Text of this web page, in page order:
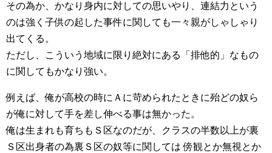
その為か、かなり身内に対しての思いやり、連結力という
のは強く子供の起した事件に関しても一々親がしゃしゃり
出てくる。
ただし、こういう地域に限り絶対にある「排他的」なもの
に関してもかなり強い。
例えば、俺が高校の時にＡに苛められたときに殆どの奴ら
が俺に対して手を差し伸べる事は無かった。
俺は生まれも育ちもＳ区なのだが、クラスの半数以上が裏
Ｓ区出身者の為裏Ｓ区の奴等に関しては 傍観とか無視とか